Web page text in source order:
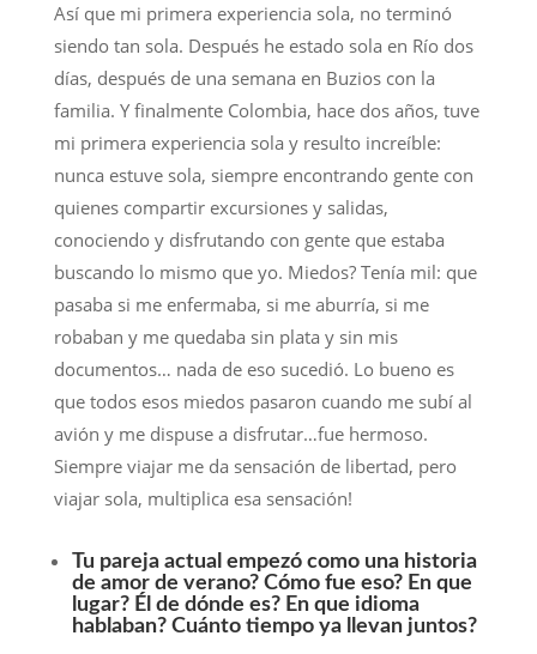
Así que mi primera experiencia sola, no terminó
siendo tan sola. Después he estado sola en Río dos
días, después de una semana en Buzios con la
familia. Y finalmente Colombia, hace dos años, tuve
mi primera experiencia sola y resulto increíble:
nunca estuve sola, siempre encontrando gente con
quienes compartir excursiones y salidas,
conociendo y disfrutando con gente que estaba
buscando lo mismo que yo. Miedos? Tenía mil: que
pasaba si me enfermaba, si me aburría, si me
robaban y me quedaba sin plata y sin mis
documentos… nada de eso sucedió. Lo bueno es
que todos esos miedos pasaron cuando me subí al
avión y me dispuse a disfrutar…fue hermoso.
Siempre viajar me da sensación de libertad, pero
viajar sola, multiplica esa sensación!
Tu pareja actual empezó como una historia
de amor de verano? Cómo fue eso? En que
lugar? Él de dónde es? En que idioma
hablaban? Cuánto tiempo ya llevan juntos?